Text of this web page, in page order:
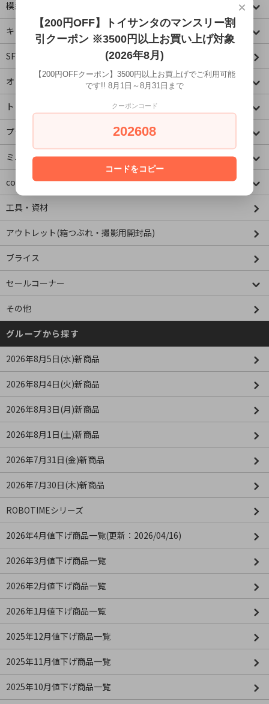
模型・ミニチュア
キャラクター
SF・映画・アメコミ
オリジナル
トミカコーナー
プラレールコーナー
ミニチュア&ドールハウス
concombre コンコンブル
工具・資材
アウトレット(箱つぶれ・撮影用開封品)
ブライス
セールコーナー
その他
グループから探す
2026年8月5日(水)新商品
2026年8月4日(火)新商品
2026年8月3日(月)新商品
2026年8月1日(土)新商品
2026年7月31日(金)新商品
2026年7月30日(木)新商品
ROBOTIMEシリーズ
2026年4月値下げ商品一覧(更新：2026/04/16)
2026年3月値下げ商品一覧
2026年2月値下げ商品一覧
2026年1月値下げ商品一覧
2025年12月値下げ商品一覧
2025年11月値下げ商品一覧
2025年10月値下げ商品一覧
×
【200円OFF】トイサンタのマンスリー割
引クーポン ※3500円以上お買い上げ対象
(2026年8月)
【200円OFFクーポン】3500円以上お買上げでご利用可能
です!! 8月1日～8月31日まで
クーポンコード
202608
コードをコピー